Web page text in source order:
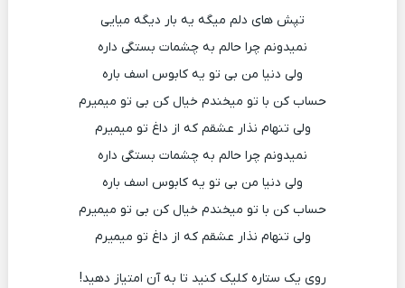
تپش های دلم میگه یه بار دیگه میایی
نمیدونم چرا حالم به چشمات بستگی داره
ولی دنیا من بی تو یه کابوس اسف باره
حساب کن با تو میخندم خیال کن بی تو میمیرم
ولی تنهام نذار عشقم که از داغ تو میمیرم
نمیدونم چرا حالم به چشمات بستگی داره
ولی دنیا من بی تو یه کابوس اسف باره
حساب کن با تو میخندم خیال کن بی تو میمیرم
ولی تنهام نذار عشقم که از داغ تو میمیرم
روی یک ستاره کلیک کنید تا به آن امتیاز دهید!